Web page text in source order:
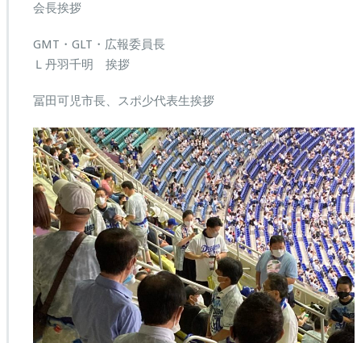
会長挨拶
GMT・GLT・広報委員長
Ｌ丹羽千明 挨拶
冨田可児市長、スポ少代表生挨拶